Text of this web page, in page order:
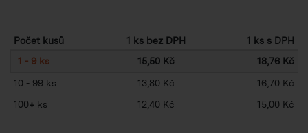
Počet kusů 1 ks bez DPH
1 ks s DPH
1 - 9 ks
15,50 Kč
18,76 Kč
10 - 99 ks
13,80 Kč
16,70 Kč
100+ ks 12,40 Kč 15,00 Kč